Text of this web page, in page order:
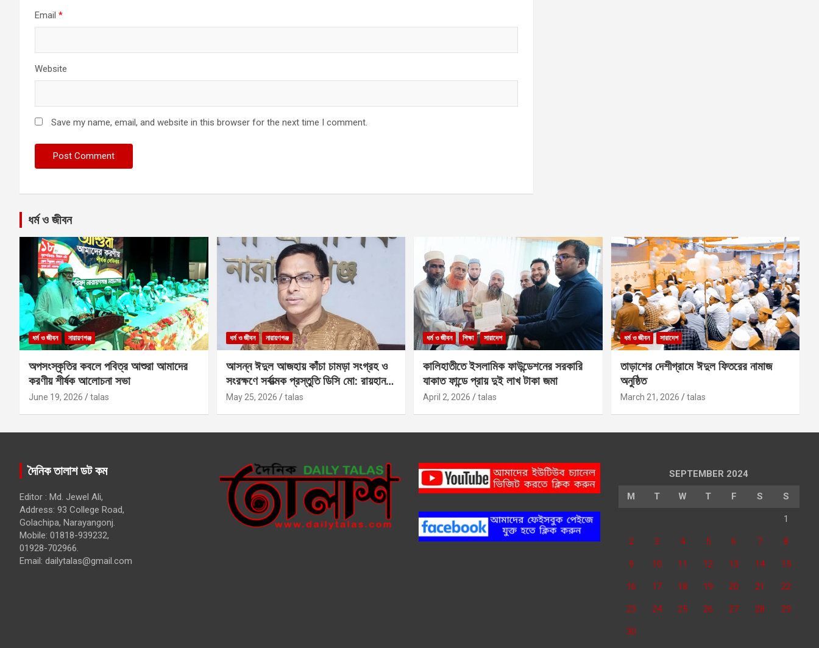
Email *
Website
Save my name, email, and website in this browser for the next time I comment.
ধর্ম ও জীবন
ধর্ম ও জীবন নারায়ণগঞ্জ
অপসংস্কৃতির কবলে পবিত্র আশুরা আমাদের
করণীয় শীর্ষক আলোচনা সভা
June 19, 2026 talas
ধর্ম ও জীবন নারায়ণগঞ্জ
আসন্ন ঈদুল আজহায় কাঁচা চামড়া সংগ্রহ ও
সংরক্ষণে সর্বাত্মক প্রস্তুতি ডিসি মো: রায়হান
কবির
May 25, 2026 talas
ধর্ম ও জীবন শিক্ষা সারাদেশ
কালিহাতীতে ইসলামিক ফাউন্ডেশনের সরকারি
যাকাত ফান্ডে প্রায় দুই লাখ টাকা জমা
April 2, 2026 talas
ধর্ম ও জীবন সারাদেশ
তাড়াশের দেশীগ্রামে ঈদুল ফিতরের নামাজ
অনুষ্ঠিত
March 21, 2026 talas
দৈনিক তালাশ ডট কম
Editor : Md. Jewel Ali,
Address: 93 College Road,
Golachipa, Narayangonj.
Mobile: 01818-939232,
01928-702966.
Email: dailytalas@gmail.com
SEPTEMBER 2024
M T W T F S S
1
2 3 4 5 6 7 8
9 10 11 12 13 14 15
16 17 18 19 20 21 22
23 24 25 26 27 28 29
30